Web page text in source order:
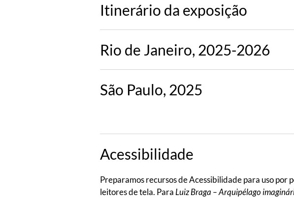
Itinerário da exposição
Rio de Janeiro, 2025-2026
São Paulo, 2025
Acessibilidade
Preparamos recursos de Acessibilidade para uso por
leitores de tela. Para Luiz Braga – Arquipélago